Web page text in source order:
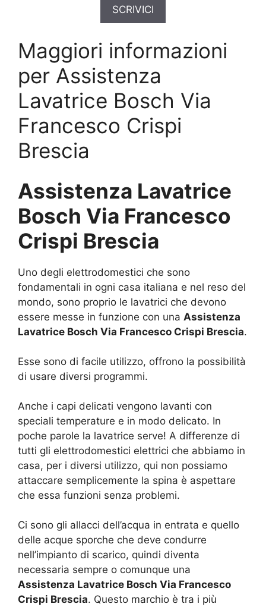
SCRIVICI
Maggiori informazioni
per Assistenza
Lavatrice Bosch Via
Francesco Crispi
Brescia
Assistenza Lavatrice
Bosch Via Francesco
Crispi Brescia
Uno degli elettrodomestici che sono
fondamentali in ogni casa italiana e nel reso del
mondo, sono proprio le lavatrici che devono
essere messe in funzione con una Assistenza
Lavatrice Bosch Via Francesco Crispi Brescia.
Esse sono di facile utilizzo, offrono la possibilità
di usare diversi programmi.
Anche i capi delicati vengono lavanti con
speciali temperature e in modo delicato. In
poche parole la lavatrice serve! A differenze di
tutti gli elettrodomestici elettrici che abbiamo in
casa, per i diversi utilizzo, qui non possiamo
attaccare semplicemente la spina è aspettare
che essa funzioni senza problemi.
Ci sono gli allacci dell’acqua in entrata e quello
delle acque sporche che deve condurre
nell’impianto di scarico, quindi diventa
necessaria sempre o comunque una
Assistenza Lavatrice Bosch Via Francesco
Crispi Brescia. Questo marchio è tra i più